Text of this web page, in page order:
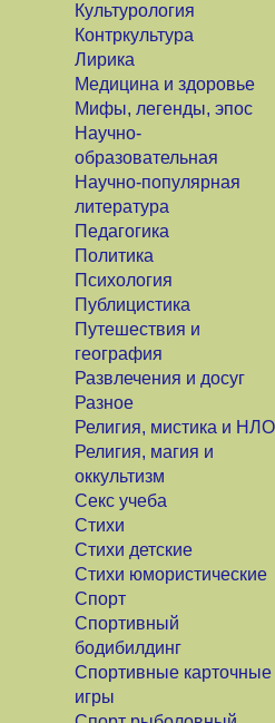
Культурология
Контркультура
Лирика
Медицина и здоровье
Мифы, легенды, эпос
Научно-
образовательная
Научно-популярная
литература
Педагогика
Политика
Психология
Публицистика
Путешествия и
география
Развлечения и досуг
Разное
Религия, мистика и НЛО
Религия, магия и
оккультизм
Секс учеба
Стихи
Стихи детские
Стихи юмористические
Спорт
Спортивный
бодибилдинг
Спортивные карточные
игры